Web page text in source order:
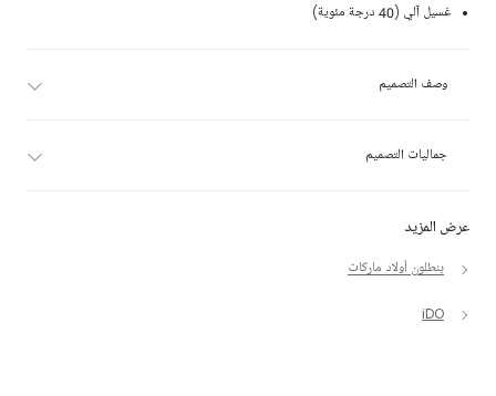
عرض المزيد
بنطلون أولاد ماركات
iDO
غسيل آلي (40 درجة مئوية)
وصف التصميم
جماليات التصميم